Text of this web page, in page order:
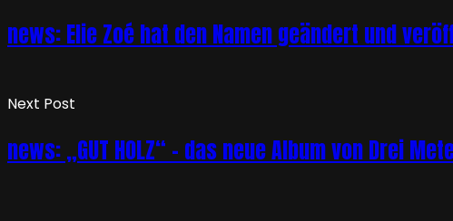
news: Elie Zoé hat den Namen geändert und
Next Post
news: „GUT HOLZ“ – das neue Album von Drei